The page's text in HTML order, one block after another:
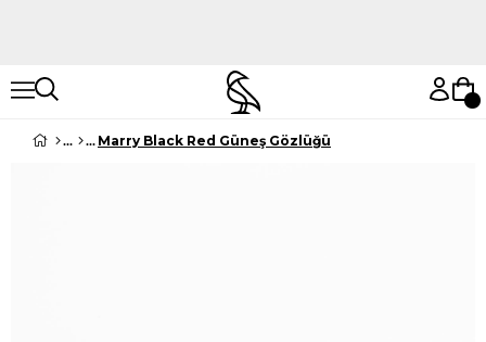
Marry Black Red Güneş Gözlüğü